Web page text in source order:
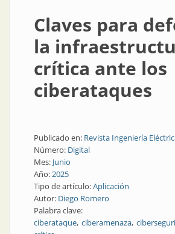
Claves para
la
crítica ante los
ciberataques
Publicado en: Revista Ingeniería
Número: Digital
Mes: Junio
Año:2025
Tipo de artículo:Aplicación
Autor: Diego Romero
Palabra clave:
ciberataque ciberamenaza